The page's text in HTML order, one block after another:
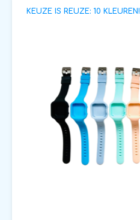
KEUZE IS REUZE: 10 KLEUREN!